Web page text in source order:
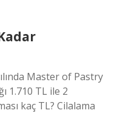
Master of Pastry
1.710 TL ile 2
kaç TL? Cilalama